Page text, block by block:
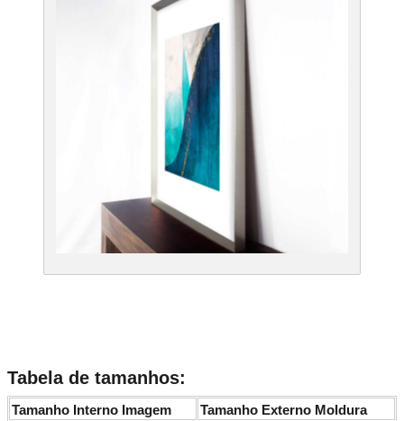
Tabela de tamanhos:
Tamanho Interno Imagem
Tamanho Externo Moldura